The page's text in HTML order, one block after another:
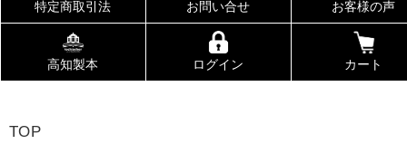
特定商取引法 お問い合せ お客様の声
高知製本 ログイン カート
TOP